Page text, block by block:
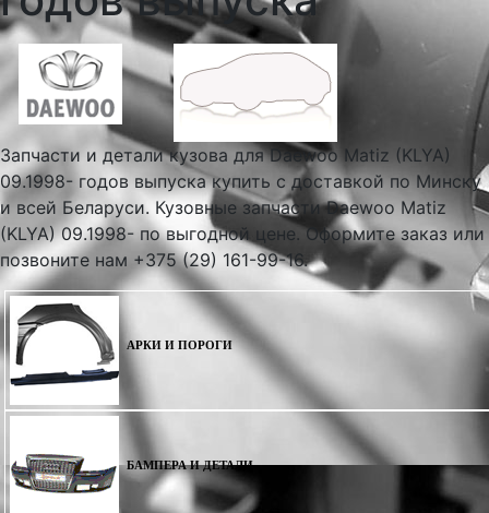
Запчасти и детали кузова для Daewoo Matiz (KLYA)
09.1998- годов выпуска купить с доставкой по Минску
и всей Беларуси. Кузовные запчасти Daewoo Matiz
(KLYA) 09.1998- по выгодной цене. Оформите заказ или
позвоните нам +375 (29) 161-99-16.
АРКИ И ПОРОГИ
БАМПЕРА И ДЕТАЛИ